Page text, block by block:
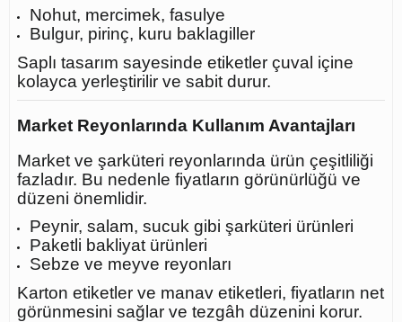
Nohut, mercimek, fasulye
Bulgur, pirinç, kuru baklagiller
Saplı tasarım sayesinde etiketler çuval içine
kolayca yerleştirilir ve sabit durur.
Market Reyonlarında Kullanım Avantajları
Market ve şarküteri reyonlarında ürün çeşitliliği
fazladır. Bu nedenle fiyatların görünürlüğü ve
düzeni önemlidir.
Peynir, salam, sucuk gibi şarküteri ürünleri
Paketli bakliyat ürünleri
Sebze ve meyve reyonları
Karton etiketler ve manav etiketleri, fiyatların net
görünmesini sağlar ve tezgâh düzenini korur.